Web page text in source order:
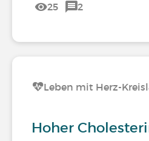
25 2
Leben mit Herz-
Hoher